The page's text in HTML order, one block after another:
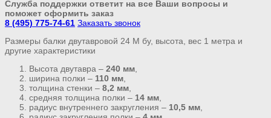
Служба поддержки ответит на все Ваши вопросы и
поможет оформить заказ
8 (495) 775-74-61 Заказать звонок
Размеры балки двутавровой 24 М бу, высота, вес 1 метра и
другие характеристики
Высота двутавра – 240 мм
ширина полки – 110 мм
толщина стенки – 8,2 мм
средняя толщина полки – 14 мм
радиус внутреннего закругления – 10,5 мм